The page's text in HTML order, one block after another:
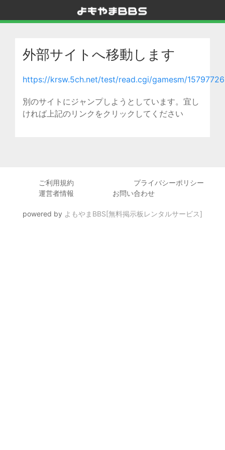
外部サイトへ移動します
https://krsw.5ch.net/test/read.cgi/gamesm/
別のサイトにジャンプしようとしています。宜し
ければ上記のリンクをクリックしてください
ご利用規約
プライバシーポリシー
運営者情報
お問い合わせ
powered by よもやまBBS[無料掲示板レンタルサービス]